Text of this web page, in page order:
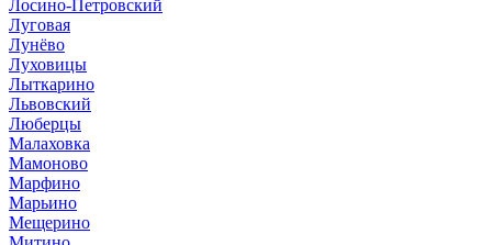
Лосино-Петровский
Луговая
Лунёво
Луховицы
Лыткарино
Львовский
Люберцы
Малаховка
Мамоново
Марфино
Марьино
Мещерино